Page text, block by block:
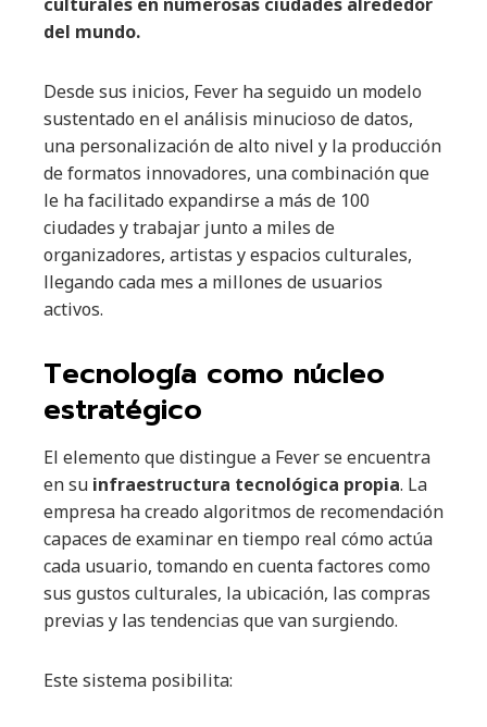
del mundo.
Desde sus inicios, Fever ha seguido un modelo
sustentado en el análisis minucioso de datos,
una personalización de alto nivel y la producción
de formatos innovadores, una combinación que
le ha facilitado expandirse a más de 100
ciudades y trabajar junto a miles de
organizadores, artistas y espacios culturales,
llegando cada mes a millones de usuarios
activos.
Tecnología como núcleo
estratégico
El elemento que distingue a Fever se encuentra
en su infraestructura tecnológica propia. La
empresa ha creado algoritmos de recomendación
capaces de examinar en tiempo real cómo actúa
cada usuario, tomando en cuenta factores como
sus gustos culturales, la ubicación, las compras
previas y las tendencias que van surgiendo.
Este sistema posibilita: